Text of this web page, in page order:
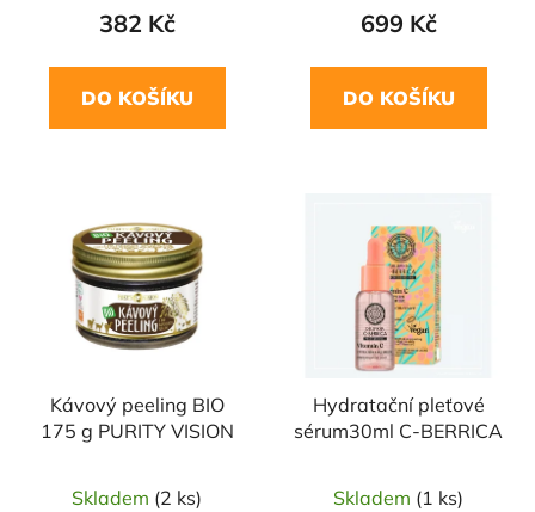
382 Kč
DO KOŠÍKU
699 Kč
DO KOŠÍKU
Kávový peeling BIO
175 g PURITY VISION
Skladem (2 ks)
Hydratační pleťové
sérum30ml C-BERRICA
Skladem (1 ks)